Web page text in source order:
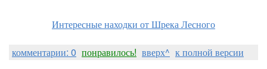
Интересные находки от Шрека Лесного
комментарии: 0 понравилось! вверх^ к полной версии